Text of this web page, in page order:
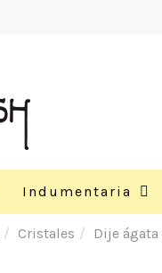
Indumentaria
Cristales Dije ágata